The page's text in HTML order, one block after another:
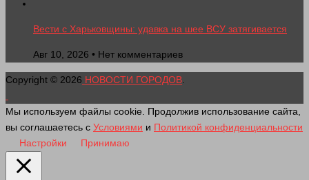
Вести с Харьковщины: удавка на шее ВСУ затягивается
Авг 10, 2026 • Нет комментариев
Copyright © 2026 НОВОСТИ ГОРОДОВ
Мы используем файлы cookie. Продолжив использование сайта,
вы соглашаетесь с Условиями и Политикой конфиденциальности
Настройки
Принимаю